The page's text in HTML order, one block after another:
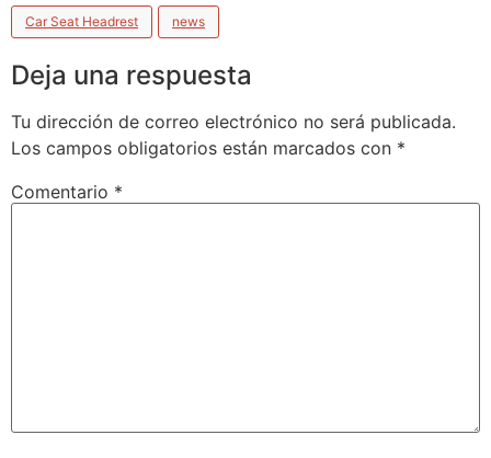
Car Seat Headrest news
Deja una respuesta
Tu dirección de correo electrónico no será publicada.
Los campos obligatorios están marcados con *
Comentario *